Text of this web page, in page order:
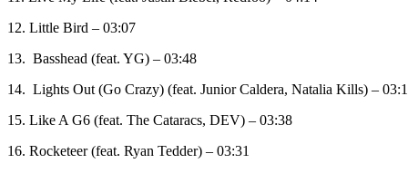
12. Little Bird – 03:07
13. Basshead (feat. YG) – 03:48
14. Lights Out (Go Crazy) (feat. Junior Caldera, Natalia Kills) –
15. Like A G6 (feat. The Cataracs, DEV) – 03:38
16. Rocketeer (feat. Ryan Tedder) – 03:31